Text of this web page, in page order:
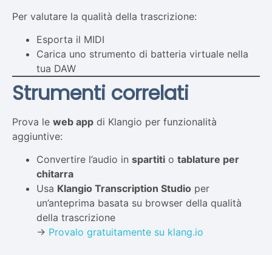
Per valutare la qualità della trascrizione:
Esporta il MIDI
Carica uno strumento di batteria virtuale nella
tua DAW
Strumenti correlati
Prova le web app di Klangio per funzionalità
aggiuntive:
Convertire l’audio in spartiti o tablature per
chitarra
Usa Klangio Transcription Studio per
un’anteprima basata su browser della qualità
della trascrizione
→ Provalo gratuitamente su klang.io